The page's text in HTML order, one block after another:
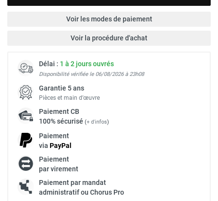
Voir les modes de paiement
Voir la procédure d'achat
Délai : 1 à 2 jours ouvrés
Disponibilité vérifiée le 06/08/2026 à 23h08
Garantie 5 ans
Pièces et main d’œuvre
PaiementCB
100% sécurisé (+ d'infos)
Paiement
via PayPal
Paiement
par virement
Paiement par mandat
administratif ou Chorus Pro